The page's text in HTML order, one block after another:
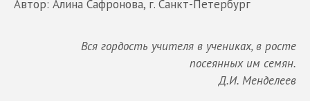
Автор: Алина Сафронова, г. Санкт-Петербург
Вся гордость учителя в учениках, в росте
посеянных им семян.
Д.И. Менделеев